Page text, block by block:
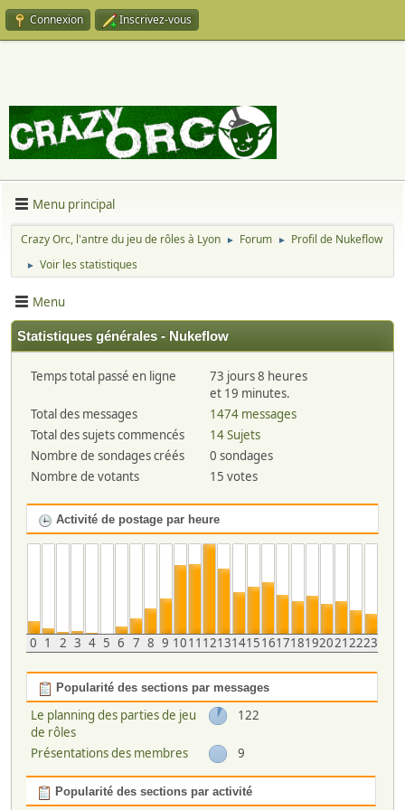
Connexion Inscrivez-vous
Menu principal
Crazy Orc, l'antre du jeu de rôles à Lyon ► Forum ► Profil de Nukeflow
► Voir les statistiques
Menu
Statistiques générales - Nukeflow
Temps total passé en ligne
73 jours 8 heures
et 19 minutes.
Total des messages
1474 messages
Total des sujets commencés
14 Sujets
Nombre de sondages créés
0 sondages
Nombre de votants
15 votes
Activité de postage par heure
0 1 2 3 4 5 6 7 8 9 1011 121314151617181920212223
Popularité des sections par messages
Le planning des parties de jeu
de rôles
122
Présentations des membres 9
Popularité des sections par activité